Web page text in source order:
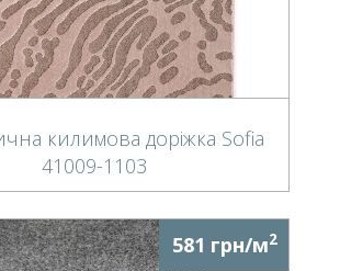
килимова доріжка Sofia
41009-1103
581 грн/м2